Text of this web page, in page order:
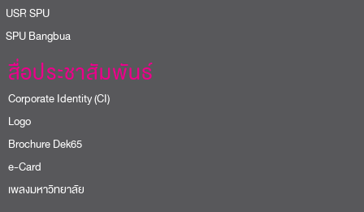
SPU
Bangbua
สื่อประชาสัมพันธ์
Corporate Identity (CI)
Logo
Brochure Dek65
e-Card
เพลงมหาวิทยาลัย